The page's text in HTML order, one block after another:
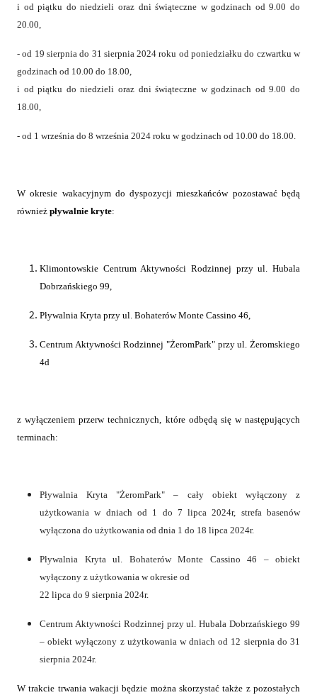
i od piątku do niedzieli oraz dni świąteczne w godzinach od 9.00 do
20.00,
- od 19 sierpnia do 31 sierpnia 2024 roku od poniedziałku do czwartku w
godzinach od 10.00 do 18.00,
i od piątku do niedzieli oraz dni świąteczne w godzinach od 9.00 do
18.00,
- od 1 września do 8 września 2024 roku w godzinach od 10.00 do 18.00.
W okresie wakacyjnym do dyspozycji mieszkańców pozostawać będą
również pływalnie kryte:
Klimontowskie Centrum Aktywności Rodzinnej przy ul. Hubala
Dobrzańskiego 99,
Pływalnia Kryta przy ul. Bohaterów Monte Cassino 46,
Centrum Aktywności Rodzinnej "ŻeromPark" przy ul. Żeromskiego
4d
z wyłączeniem przerw technicznych, które odbędą się w następujących
terminach:
Pływalnia Kryta "ŻeromPark" – cały obiekt wyłączony z
użytkowania w dniach od 1 do 7 lipca 2024r, strefa basenów
wyłączona do użytkowania od dnia 1 do 18 lipca 2024r.
Pływalnia Kryta ul. Bohaterów Monte Cassino 46 – obiekt
wyłączony z użytkowania w okresie od
22 lipca do 9 sierpnia 2024r.
Centrum Aktywności Rodzinnej przy ul. Hubala Dobrzańskiego 99
– obiekt wyłączony z użytkowania w dniach od 12 sierpnia do 31
sierpnia 2024r.
W trakcie trwania wakacji będzie można skorzystać także z pozostałych